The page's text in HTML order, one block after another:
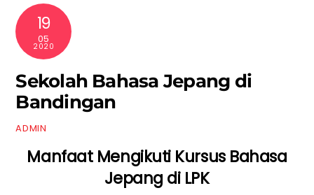
19
05
2020
Sekolah Bahasa Jepang di
Bandingan
ADMIN
Manfaat Mengikuti Kursus Bahasa
Jepang di LPK